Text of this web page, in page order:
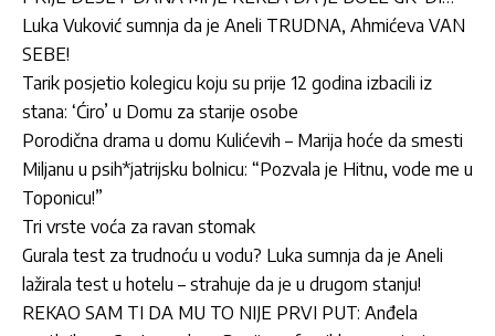
Luka Vuković sumnja da je Aneli TRUDNA, Ahmićeva VAN
SEBE!
Tarik posjetio kolegicu koju su prije 12 godina izbacili iz
stana: ‘Ćiro’ u Domu za starije osobe
Porodična drama u domu Kulićevih – Marija hoće da smesti
Miljanu u psih*jatrijsku bolnicu: “Pozvala je Hitnu, vode me u
Toponicu!”
Tri vrste voća za ravan stomak
Gurala test za trudnoću u vodu? Luka sumnja da je Aneli
lažirala test u hotelu – strahuje da je u drugom stanju!
REKAO SAM TI DA MU TO NIJE PRVI PUT: Anđela